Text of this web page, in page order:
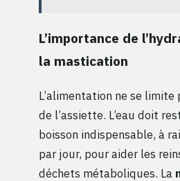
L’importance de
la mastication
L’alimentation ne se limite
de l’assiette. L’eau doit
boisson indispensable, à
par jour, pour aider les
déchets métaboliques. La